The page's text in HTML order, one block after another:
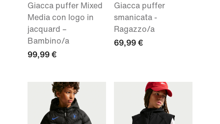
Giacca puffer Mixed
Media con logo in
jacquard –
Bambino/a
99,99 €
Giacca puffer
smanicata -
Ragazzo/a
69,99 €